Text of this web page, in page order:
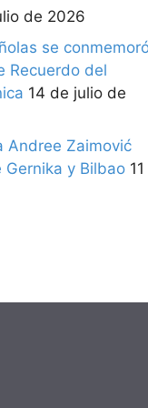
de 2026
se
Recuerdo del
14 de julio de
Andree Zaimović
y Bilbao 11